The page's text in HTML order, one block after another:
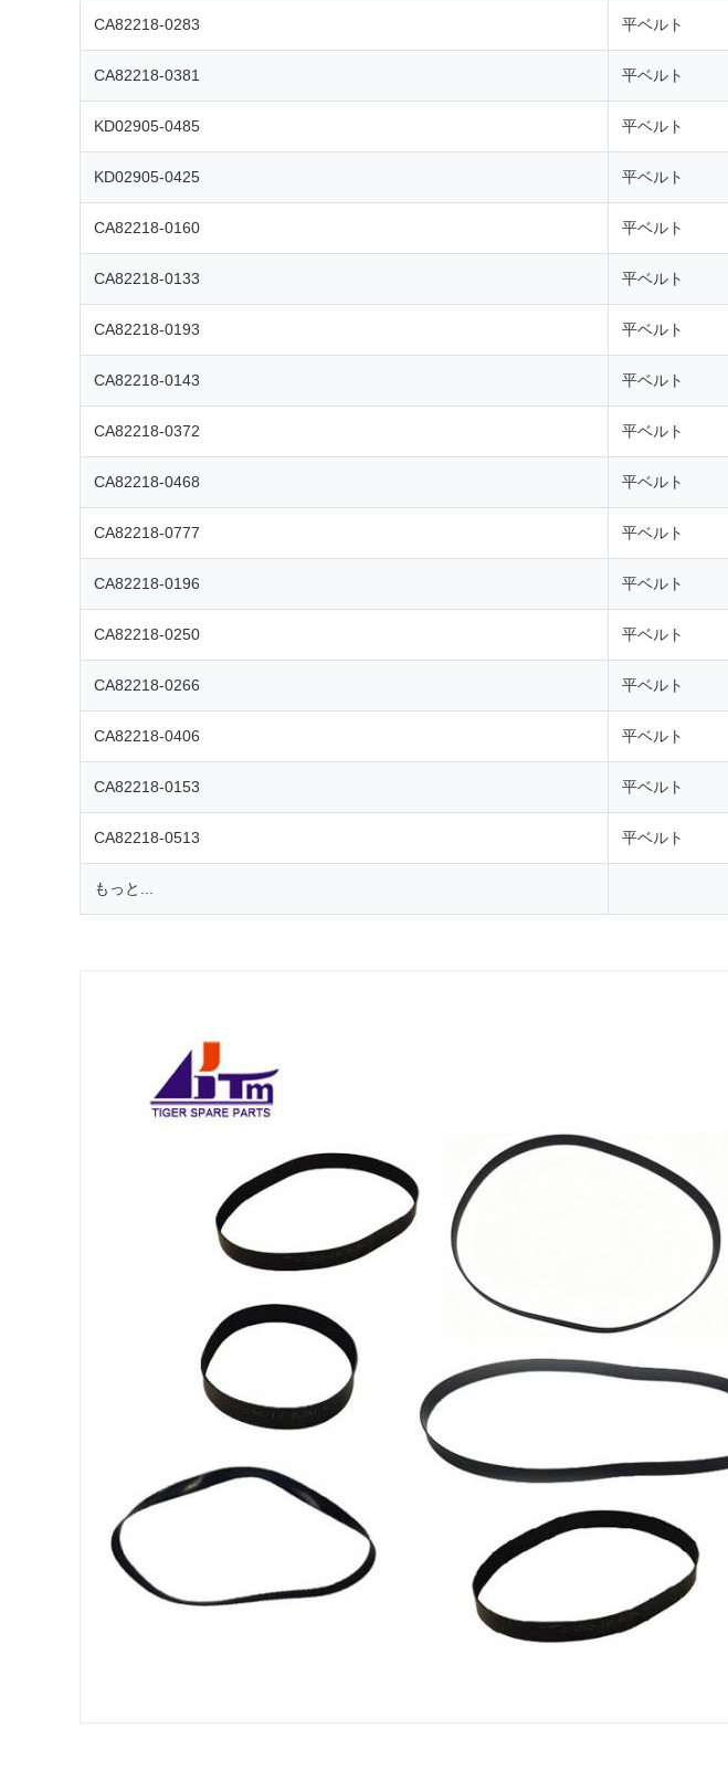
CA82218-0283 平ベルト
CA82218-0381 平ベルト
KD02905-0485 平ベルト
KD02905-0425 平ベルト
CA82218-0160 平ベルト
CA82218-0133 平ベルト
CA82218-0193 平ベルト
CA82218-0143 平ベルト
CA82218-0372 平ベルト
CA82218-0468 平ベルト
CA82218-0777 平ベルト
CA82218-0196 平ベルト
CA82218-0250 平ベルト
CA82218-0266 平ベルト
CA82218-0406 平ベルト
CA82218-0153 平ベルト
CA82218-0513 平ベルト
もっと...